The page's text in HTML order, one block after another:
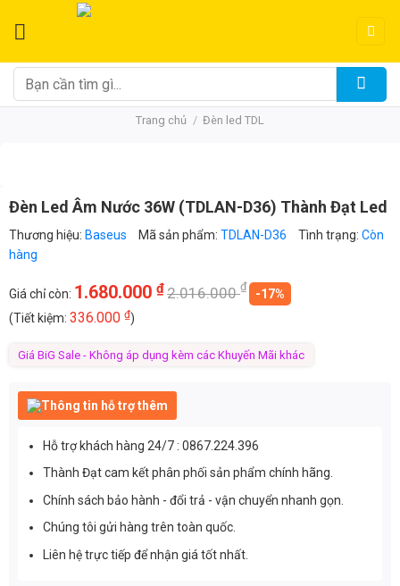
dung
Tìm
kiếm:
Trang chủ / Đèn led TDL
Đèn Led Âm Nước 36W (TDLAN-D36) Thành Đạt Led
Thương hiệu: Baseus Mã sản phẩm: TDLAN-D36 Tình trạng: Còn
hàng
Giá chỉ còn: 1.680.000 ₫2.016.000₫
-17%
(Tiết kiệm: 336.000 ₫)
Giá BiG Sale - Không áp dụng kèm các Khuyến Mãi khác
Thông tin hỗ trợ thêm
Hỗ trợ khách hàng 24/7 : 0867.224.396
Thành Đạt cam kết phân phối sản phẩm chính hãng.
Chính sách bảo hành - đổi trả - vận chuyển nhanh gọn.
Chúng tôi gửi hàng trên toàn quốc.
Liên hệ trực tiếp để nhận giá tốt nhất.